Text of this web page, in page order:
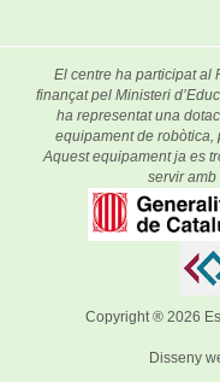
El centre ha participat al
finançat pel Ministeri
ha representat una
equipament de robòtica,
Aquest equipament ja es
servir amb
Copyright ® 2026
Disseny